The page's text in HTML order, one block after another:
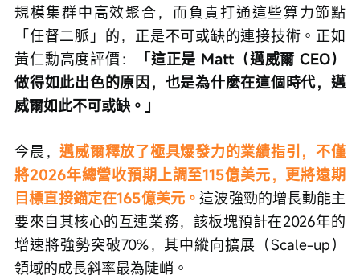
規模集群中高效聚合，而負責打通這些算力節點
「任督二脈」的，正是不可或缺的連接技術。正如
黃仁勳高度評價：
「這正是 Matt（邁威爾 CEO）
做得如此出色的原因，也是為什麼在這個時代，邁
威爾如此不可或缺。」
今晨，邁威爾釋放了極具爆發力的業績指引，不僅
將2026年總營收預期上調至115億美元，更將遠期
目標直接錨定在165億美元。這波強勁的增長動能主
要來自其核心的互連業務，該板塊預計在2026年的
增速將強勢突破70%，其中縱向擴展（Scale-up）
領域的成長斜率最為陡峭。